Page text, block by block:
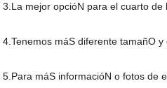
3.La mejor opcióN para el cuarto de
4.Tenemos máS diferente tamañO y
5.Para máS informacióN o fotos de